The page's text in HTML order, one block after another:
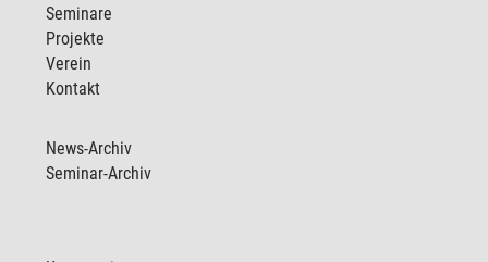
Seminare
Projekte
Verein
Kontakt
News-Archiv
Seminar-Archiv